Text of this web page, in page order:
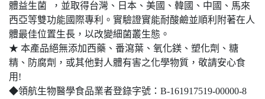
體益生菌 ，並取得台灣、日本、美國、韓國、中國、馬來
西亞等雙功能國際專利。實驗證實能耐酸鹼並順利附著在人
體最佳位置生長，以改變細菌叢生態。
★ 本產品絕無添加西藥、番瀉葉、氧化鎂、塑化劑、糖
精、防腐劑，或其他對人體有害之化學物質，敬請安心食
用!
◆領航生物醫學食品業者登錄字號：B-161917519-00000-8